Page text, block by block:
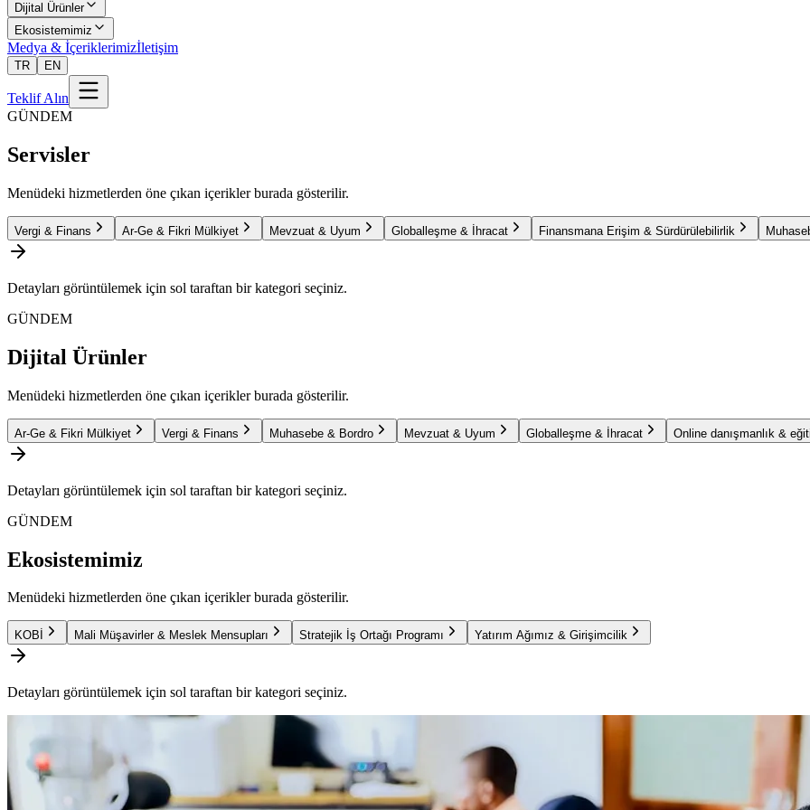
Dijital Ürünler
Ekosistemimiz
Medya & İçeriklerimizİletişim
TR EN
Teklif Alın
GÜNDEM
Servisler
Menüdeki hizmetlerden öne çıkan içerikler burada gösterilir.
Vergi & Finans Ar-Ge & Fikri Mülkiyet Mevzuat & Uyum Globalleşme & İhracat Finansmana Erişim & Sürdürülebilirlik
Detayları görüntülemek için sol taraftan bir kategori seçiniz.
GÜNDEM
Dijital Ürünler
Menüdeki hizmetlerden öne çıkan içerikler burada gösterilir.
Ar-Ge & Fikri Mülkiyet Vergi & Finans Muhasebe & Bordro Mevzuat & Uyum Globalleşme & İhracat Online danışmanlık &
Detayları görüntülemek için sol taraftan bir kategori seçiniz.
GÜNDEM
Ekosistemimiz
Menüdeki hizmetlerden öne çıkan içerikler burada gösterilir.
KOBİ Mali Müşavirler & Meslek Mensupları Stratejik İş Ortağı Programı Yatırım Ağımız & Girişimcilik
Detayları görüntülemek için sol taraftan bir kategori seçiniz.